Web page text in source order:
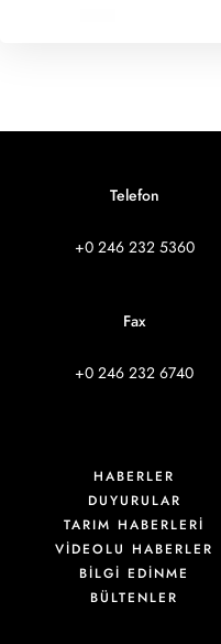
Telefon
+0 246 232 5360
Fax
+0 246 232 6740
HABERLER
DUYURULAR
TARIM HABERLERİ
VIDEOLU HABERLER
BİLGİ EDİNME
BÜLTENLER